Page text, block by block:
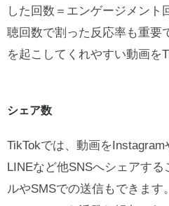
した回数＝エンゲージメント
聴回数で割った反応率も重要
を起こしてくれやすい動画を
シェア数
TikTokでは、動画をInstagram
LINEなど他SNSへシェアす
ルやSMSでの送信もできま